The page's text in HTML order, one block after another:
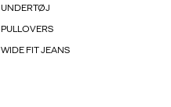
UNDERTØJ
PULLOVERS
WIDE FIT JEANS